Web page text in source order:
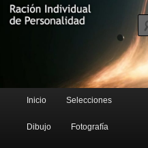
Ración
Blog de Rufus Gefangenen
Menú principal
Ir al contenido principal
Ir al contenido secundario
Inicio Selecciones
Dibujo Fotografía